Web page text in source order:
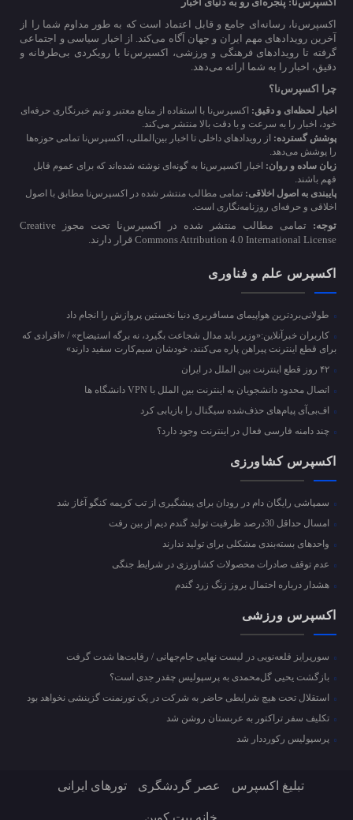
اکسپرس‌نا، رسانه‌ای جامع و قابل اعتماد است که به طور مداوم شما را از
آخرین رویدادهای مهم ایران و جهان آگاه می‌کند. از اخبار سیاسی و اجتماعی
گرفته تا رویدادهای فرهنگی و ورزشی، اکسپرس‌نا با رویکردی بی‌طرفانه و
دقیق، اخبار را به شما ارائه می‌دهد.
چرا اکسپرس‌نا؟
اخبار لحظه‌ای و دقیق: اکسپرس‌نا با استفاده از منابع معتبر و تیم خبرنگاری حرفه‌ای
خود، اخبار را به سرعت و با دقت بالا منتشر می‌کند.
پوشش گسترده: از رویدادهای داخلی تا اخبار بین‌المللی، اکسپرس‌نا تمامی حوزه‌ها
را پوشش می‌دهد.
زبان ساده و روان: اخبار اکسپرس‌نا به گونه‌ای نوشته شده‌اند که برای عموم قابل
فهم باشند.
پایبندی به اصول اخلاقی: تمامی مطالب منتشر شده در اکسپرس‌نا مطابق با اصول
اخلاقی و حرفه‌ای روزنامه‌نگاری است.
توجه:
تمامی مطالب منتشر شده در اکسپرس‌نا تحت مجوز Creative
Commons Attribution 4.0 International License قرار دارند.
اکسپرس علم و فناوری
طولانی‌بردترین هواپیمای مسافربری دنیا نخستین پروازش را انجام داد
کاربران خبرآنلاین:«وزیر باید مدال شجاعت بگیرد، نه برگه استیضاح» / «افرادی که
برای قطع اینترنت پیراهن پاره می‌کنند، خودشان سیم‌کارت سفید دارند»
۴۲ روز قطع اینترنت بین الملل در ایران
اتصال محدود دانشجویان به اینترنت بین الملل با VPN دانشگاه ها
اف‌بی‌آی پیام‌های حذف‌شده سیگنال را بازیابی کرد
چند دامنه فارسی فعال در اینترنت وجود دارد؟
اکسپرس کشاورزی
سمپاشی رایگان دام در رودان برای پیشگیری از تب کریمه کنگو آغاز شد
امسال حداقل 30درصد ظرفیت تولید گندم دیم از بین رفت
واحد‌های بسته‌بندی مشکلی برای تولید ندارند
عدم توقف صادرات محصولات کشاورزی در شرایط جنگی
هشدار درباره احتمال بروز زنگ زرد گندم
اکسپرس ورزشی
سورپرایز قلعه‌نویی در لیست نهایی جام‌جهانی / رقابت‌ها شدت گرفت
بازگشت یحیی گل‌محمدی به پرسپولیس چقدر جدی است؟
استقلال تحت هیچ شرایطی حاضر به شرکت در یک تورنمنت گزینشی نخواهد بود
تکلیف سفر تراکتور به عربستان روشن شد
پرسپولیس رکورددار شد
تبلیغ اکسپرس عصر گردشگری تورهای ایرانی
خانه بیت کوین